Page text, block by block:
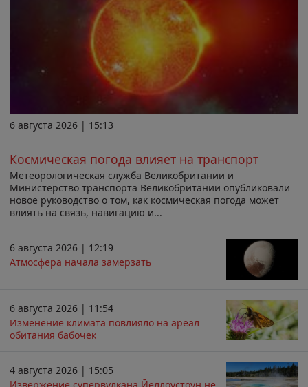
6 августа 2026 | 15:13
Космическая погода влияет на транспорт
Метеорологическая служба Великобритании и
Министерство транспорта Великобритании опубликовали
новое руководство о том, как космическая погода может
влиять на связь, навигацию и...
6 августа 2026 | 12:19
Атмосфера начала замерзать
6 августа 2026 | 11:54
Изменение климата повлияло на ареал
обитания бабочек
4 августа 2026 | 15:05